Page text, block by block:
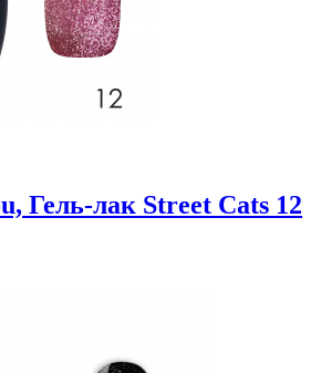
Гель-лак Street Cats 12